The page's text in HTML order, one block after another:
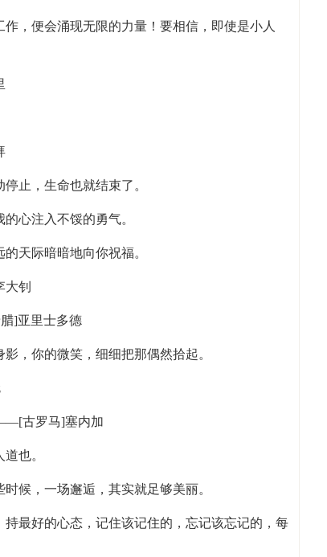
，便会涌现无限的力量！要相信，即使是小人
止，生命也就结束了。
心注入不馁的勇气。
天际暗暗地向你祝福。
钊
]亚里士多德
，你的微笑，细细把那偶然拾起。
古罗马]塞内加
也。
候，一场邂逅，其实就足够美丽。
最好的心态，记住该记住的，忘记该忘记的，每